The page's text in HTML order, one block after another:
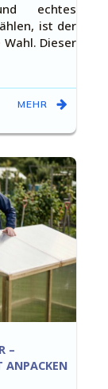
echtes
ist der
Dieser
MEHR
–
ANPACKEN